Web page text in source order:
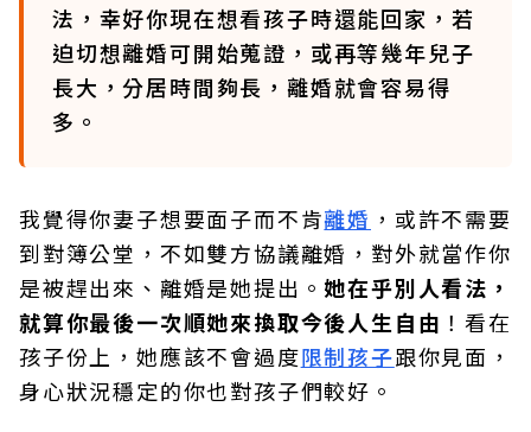
法，幸好你現在想看孩子時還能回家，若
迫切想離婚可開始蒐證，或再等幾年兒子
長大，分居時間夠長，離婚就會容易得
多。
我覺得你妻子想要面子而不肯離婚 ，或許不需要
到對簿公堂，不如雙方協議離婚，對外就當作你
是被趕出來、離婚是她提出。 她在乎別人看法，
就算你最後一次順她來換取今後人生自由 ！看在
孩子份上，她應該不會過度限制孩子跟你見面，
身心狀況穩定的你也對孩子們較好。